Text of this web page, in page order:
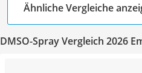
Ähnliche Vergleiche
DMSO-Spray Vergleich 2026